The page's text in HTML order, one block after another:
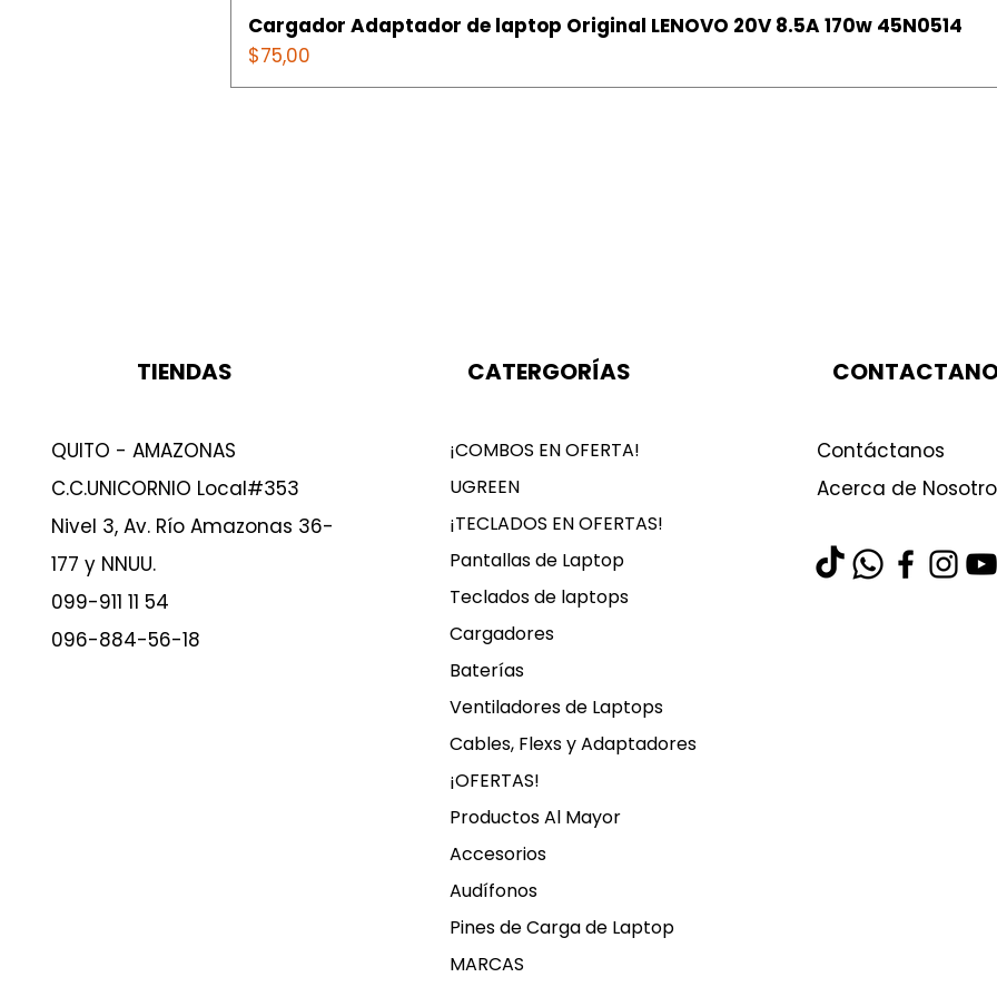
Cargador Adaptador de laptop Original LENOVO 20V 8.5A 170w 45N0514
Precio
$75,00
TIENDAS
QUITO - AMAZONAS
C.C.UNICORNIO Local#353
Nivel 3, Av. Río Amazonas 36-
177 y NNUU.
099-911 11 54
096-884-56-18
CATERGORÍAS
¡COMBOS EN OFERTA!
UGREEN
¡TECLADOS EN OFERTAS!
Pantallas de Laptop
Teclados de laptops
Cargadores
Baterías
Ventiladores de Laptops
Cables, Flexs y Adaptadores
¡OFERTAS!
Productos Al Mayor
Accesorios
Audífonos
Pines de Carga de Laptop
MARCAS
Contáctanos
Acerca de